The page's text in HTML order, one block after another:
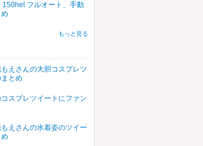
フルオート、手動
もっと見る
えさんの大胆コスプレツ
とめ
スプレツイートにファン
えさんの水着姿のツイー